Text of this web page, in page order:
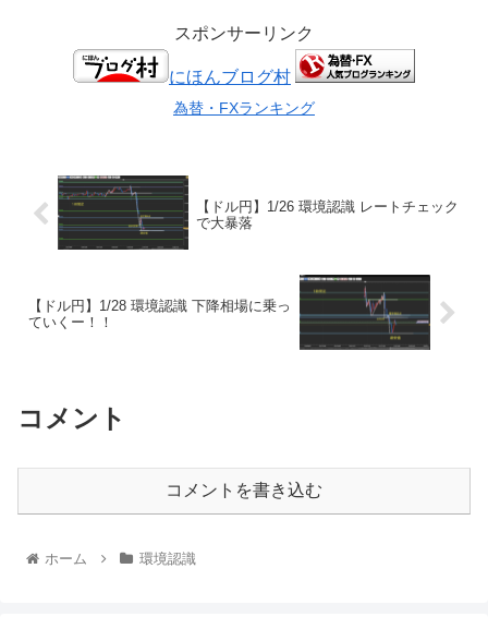
スポンサーリンク
にほんブログ村
為替・FXランキング
【ドル円】1/26 環境認識 レートチェック
で大暴落
【ドル円】1/28 環境認識 下降相場に乗っ
ていくー！！
コメント
コメントを書き込む
ホーム 環境認識